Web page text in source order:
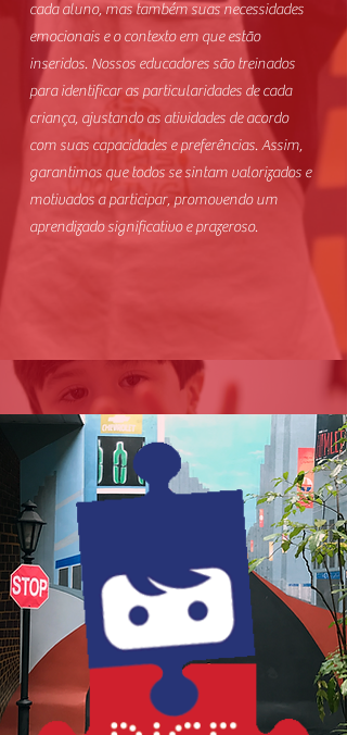
cada aluno, mas também suas necessidades
emocionais e o contexto em que estão
inseridos. Nossos educadores são treinados
para identificar as particularidades de cada
criança, ajustando as atividades de acordo
com suas capacidades e preferências. Assim,
garantimos que todos se sintam valorizados e
motivados a participar, promovendo um
aprendizado significativo e prazeroso.